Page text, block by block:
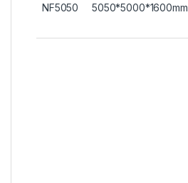
NF5050 5050*5000*1600mm